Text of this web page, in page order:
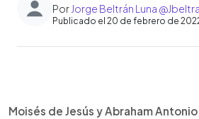
Por Jorge Beltrán Luna
Publicado el 20 de febrero de
Escuchar artículo
Moisés de Jesús y Abraham